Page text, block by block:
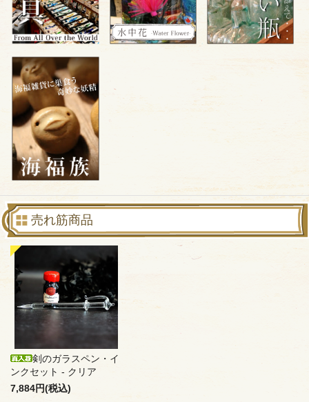
売れ筋商品
剣のガラスペン・イ
ンクセット - クリア
7,884円(税込)